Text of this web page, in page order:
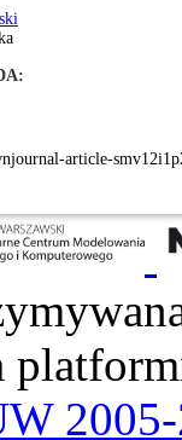
article-
2005-